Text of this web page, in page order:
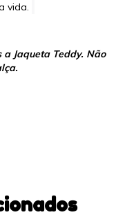
vida.
a Jaqueta Teddy. Não